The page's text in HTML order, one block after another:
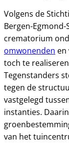
Volgens de
Bergen-
crematorium
omwonenden en
toch te
Tegenstanders
tegen de
vastgelegd
instanties.
van het